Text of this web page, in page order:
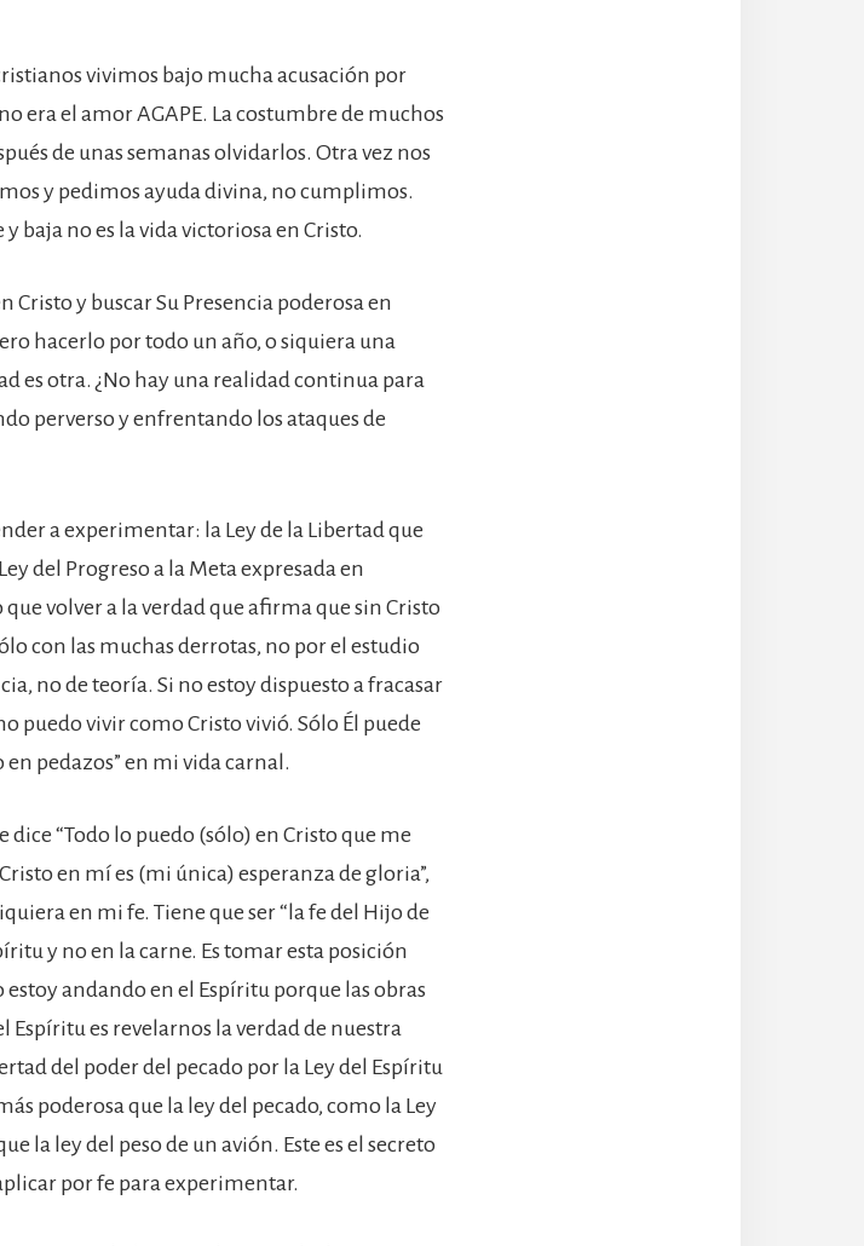
vivimos bajo mucha acusación por
era el amor AGAPE. La costumbre de muchos
de unas semanas olvidarlos. Otra vez nos
y pedimos ayuda divina, no cumplimos.
y baja no es la vida victoriosa en Cristo.
y buscar Su Presencia poderosa en
hacerlo por todo un año, o siquiera una
es otra. ¿No hay una realidad continua para
perverso y enfrentando los ataques de
a experimentar: la Ley de la Libertad que
del Progreso a la Meta expresada en
volver a la verdad que afirma que sin Cristo
con las muchas derrotas, no por el estudio
no de teoría. Si no estoy dispuesto a fracasar
puedo vivir como Cristo vivió. Sólo Él puede
pedazos” en mi vida carnal.
dice “Todo lo puedo (sólo) en Cristo que me
en mí es (mi única) esperanza de gloria”,
en mi fe. Tiene que ser “la fe del Hijo de
y no en la carne. Es tomar esta posición
andando en el Espíritu porque las obras
Espíritu es revelarnos la verdad de nuestra
del poder del pecado por la Ley del Espíritu
poderosa que la ley del pecado, como la Ley
la ley del peso de un avión. Este es el secreto
por fe para experimentar.